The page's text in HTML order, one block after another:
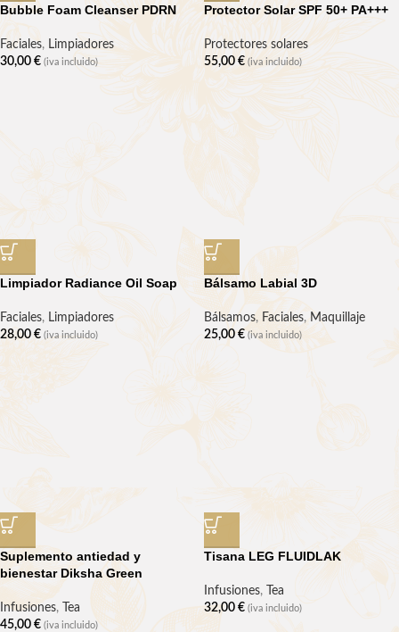
Bubble Foam Cleanser PDRN
Faciales, Limpiadores
30,00 € (iva incluido)
Protector Solar SPF 50+ PA+++
Protectores solares
55,00 € (iva incluido)
Limpiador Radiance Oil Soap
Faciales, Limpiadores
28,00 € (iva incluido)
Bálsamo Labial 3D
Bálsamos, Faciales, Maquillaje
25,00 € (iva incluido)
Suplemento antiedad y
bienestar Diksha Green
Infusiones,
Tea
45,00 € (iva incluido)
Tisana LEG FLUIDLAK
Infusiones,
Tea
32,00 € (iva incluido)